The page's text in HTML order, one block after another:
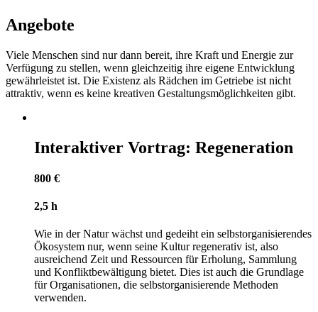
Angebote
Viele Menschen sind nur dann bereit, ihre Kraft und Energie zur
Verfügung zu stellen, wenn gleichzeitig ihre eigene Entwicklung
gewährleistet ist. Die Existenz als Rädchen im Getriebe ist nicht
attraktiv, wenn es keine kreativen Gestaltungsmöglichkeiten gibt.
Interaktiver Vortrag: Regeneration
800 €
2,5 h
Wie in der Natur wächst und gedeiht ein selbstorganisierendes
Ökosystem nur, wenn seine Kultur regenerativ ist, also
ausreichend Zeit und Ressourcen für Erholung, Sammlung
und Konfliktbewältigung bietet. Dies ist auch die Grundlage
für Organisationen, die selbstorganisierende Methoden
verwenden.